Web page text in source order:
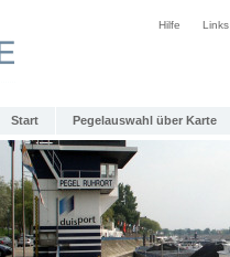
Hilfe Links
Start Pegelauswahl über Karte